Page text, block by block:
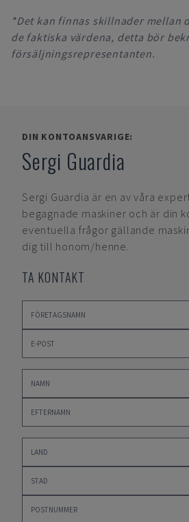
*Det kan finnas skillnader mellan
de faktiska värdena, detta bör
försäljningsrepresentanten.
DIN KONTOANSVARIGE:
Sergi Guardia
Sergi Guardia är en av våra
begagnade maskiner och är din
eventuella frågor gällande
dig till honom/henne.
TA KONTAKT